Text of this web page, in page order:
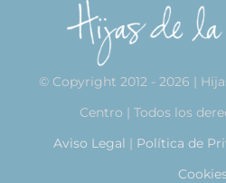
© Copyright 2012 - 2026 |
Centro | Todos los
Aviso Legal | Política de